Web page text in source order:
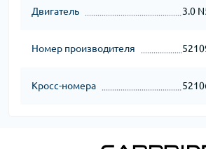
Двигатель 3.0
Номер производителя
Кросс-номера